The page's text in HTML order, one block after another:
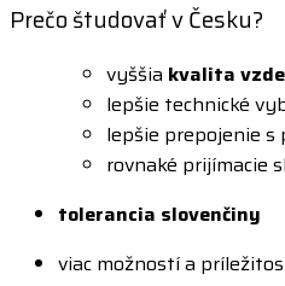
Prečo študovať v Česku?
vyššia kvalita
lepšie technické
lepšie prepojenie s
rovnaké prijímacie
tolerancia slovenčiny
viac možností a